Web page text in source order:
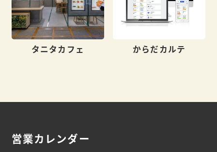
タニタカフェ からだカルテ
営業カレンダー